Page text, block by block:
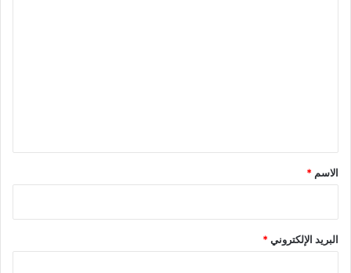
*
الاسم *
البريد الإلكتروني*